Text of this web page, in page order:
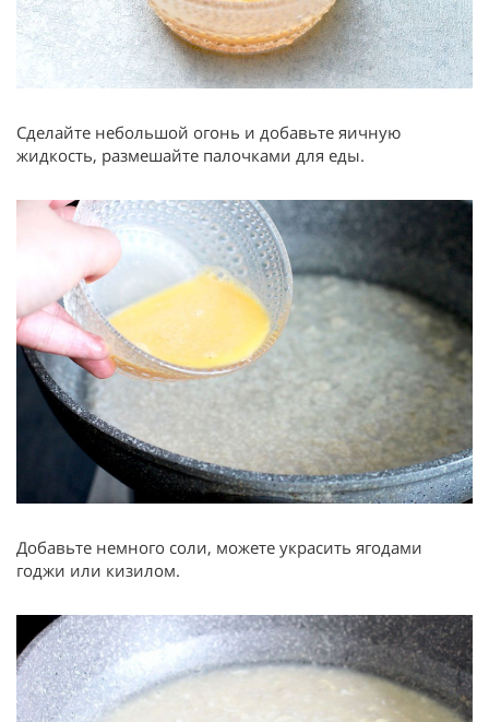
Сделайте небольшой огонь и добавьте яичную
жидкость, размешайте палочками для еды.
Добавьте немного соли, можете украсить ягодами
годжи или кизилом.